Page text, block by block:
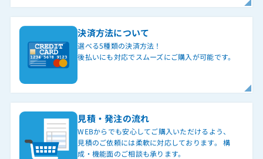
決済方法について
選べる5種類の決済方法！
後払いにも対応でスムーズにご購入が可能です。
見積・発注の流れ
WEBからでも安心してご購入いただけるよう、
見積のご依頼には柔軟に対応しております。 構
成・機能面のご相談も承ります。